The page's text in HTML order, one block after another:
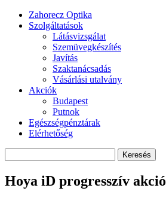
Zahorecz Optika
Szolgáltatások
Látásvizsgálat
Szemüvegkészítés
Javítás
Szaktanácsadás
Vásárlási utalvány
Akciók
Budapest
Putnok
Egészségpénztárak
Elérhetőség
Hoya iD progresszív akció